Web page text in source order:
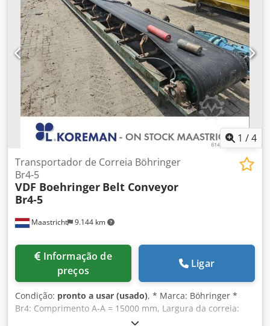
1 /4
Maastricht 9.144 km
Transportador de Correia Böhringer
Br4-5
VDF Boehringer Belt Conveyor
Br4-5
preços
Ligar
Condição: pronto a usar (usado), * Marca: Böhringer *
Br4: Comprimento A-A = 15000 mm, Largura da correia:
650 mm, Acionamento: 7,5 kW * Br5: Comprimento A-A =